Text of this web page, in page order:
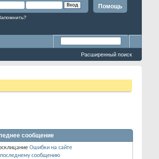
Помощь
Расширенный поиск
сообщение
Ошибки на сайте